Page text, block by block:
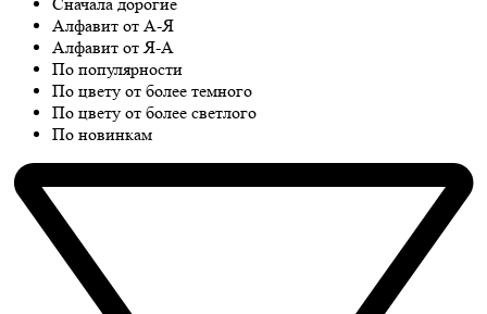
Алфавит от А-Я
Алфавит от Я-А
По популярности
По цвету от более темного
По цвету от более светлого
По новинкам